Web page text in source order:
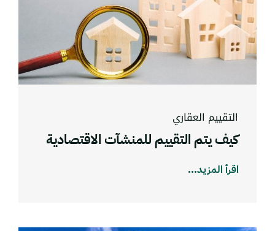
التقييم العقاري
كيف يتم التقييم للمنشآت الاقتصادية
اقرأ المزيد...